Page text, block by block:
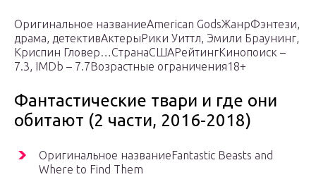
Оригинальное названиеAmerican GodsЖанрФэнтези,
драма, детективАктерыРики Уиттл, Эмили Браунинг,
Криспин Гловер…СтранаСШАРейтингКинопоиск –
7.3, IMDb – 7.7Возрастные ограничения18+
Фантастические твари и где они
обитают (2 части, 2016-2018)
Оригинальное названиеFantastic Beasts and
Where to Find Them